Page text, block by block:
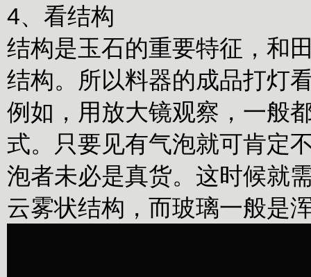
4、看结构
结构是玉石的重要特征，和
结构。所以料器的成品打灯
例如，用放大镜观察，一般
式。只要见有气泡就可肯定
泡者未必是真货。这时候就
云雾状结构，而玻璃一般是